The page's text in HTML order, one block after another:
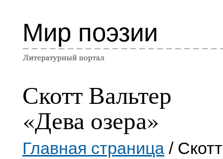
Мир поэзии
Скотт Вальтер
«Дева озера»
Главная страница /